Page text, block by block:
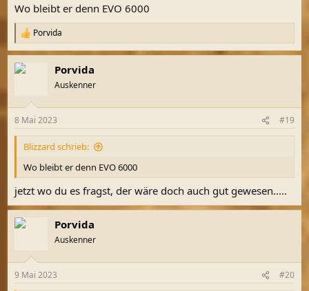
Wo bleibt er denn EVO 6000
R
e
a
k
e
n
Porvida
Porvida
Auskenner
8 Mai 2023 #19
Blizzard schrieb:
Wo bleibt er denn EVO 6000
jetzt wo du es fragst, der wäre doch auch gut gewesen.....
Porvida
Auskenner
9 Mai 2023 #20